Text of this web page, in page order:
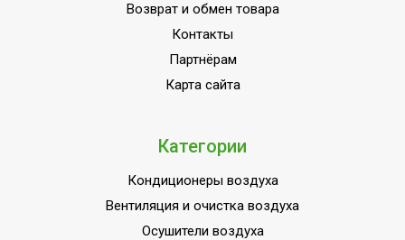
Возврат и обмен товара
Контакты
Партнёрам
Карта сайта
Категории
Кондиционеры воздуха
Вентиляция и очистка воздуха
Осушители воздуха